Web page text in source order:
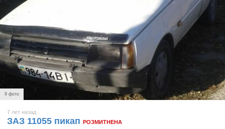
9 фото
7 лет назад
ЗАЗ 11055 пикап РОЗМИТНЕНА